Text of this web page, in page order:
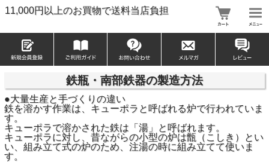
11,000円以上のお買物で送料当店負担
鉄瓶・南部鉄器の製造方法
●大量生産と手づくりの違い
鉄を溶かす作業は、キューポラと呼ばれる炉で行われていま
す。
キューポラで溶かされた鉄は「湯」と呼ばれます。
キューポラに対し、昔ながらの小型の炉は甑（こしき）とい
い、組み立て式の炉のため、注湯の時に組み立てて使いま
す。